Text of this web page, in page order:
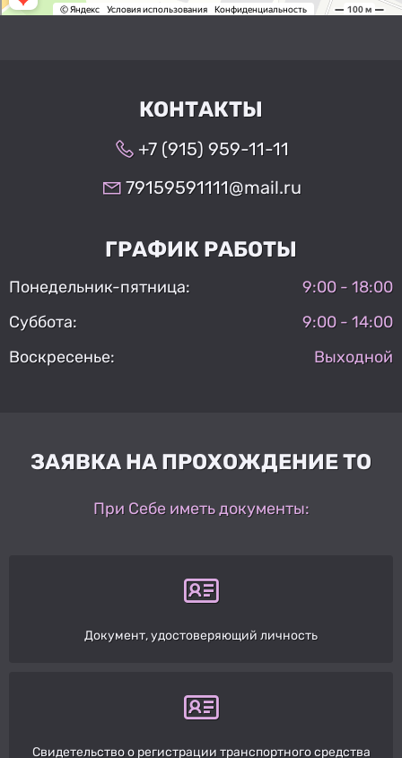
КОНТАКТЫ
+7 (915) 959-11-11
79159591111@mail.ru
ГРАФИК РАБОТЫ
Понедельник-пятница:
9:00 - 18:00
Суббота:
9:00 - 14:00
Воскресенье:
Выходной
ЗАЯВКА НА ПРОХОЖДЕНИЕ ТО
При Себе иметь документы:
Документ, удостоверяющий личность
Свидетельство о регистрации транспортного средства